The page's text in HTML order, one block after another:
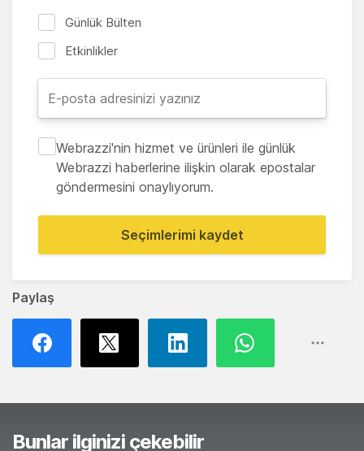
Paylaş
Günlük Bülten
Etkinlikler
Webrazzi'nin hizmet ve ürünleri ile günlük
Webrazzi haberlerine ilişkin olarak epostalar
göndermesini onaylıyorum.
Seçimlerimi kaydet
Bunlar ilginizi çekebilir